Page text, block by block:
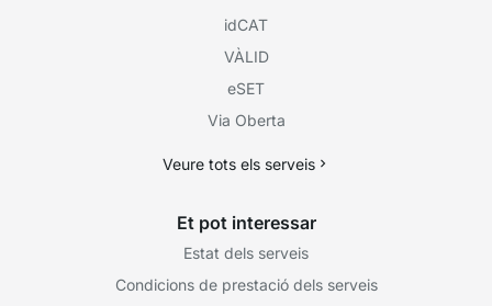
idCAT
VÀLID
eSET
Via Oberta
Veure tots els serveis
Et pot interessar
Estat dels serveis
Condicions de prestació dels serveis